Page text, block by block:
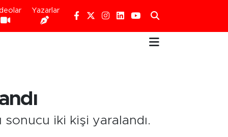
Yazarlar
sonucu iki kişi yaralandı.